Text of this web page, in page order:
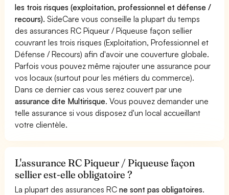
les trois risques (exploitation, professionnel et défense /
recours). SideCare vous conseille la plupart du temps
des assurances RC Piqueur / Piqueuse façon sellier
couvrant les trois risques (Exploitation, Professionnel et
Défense / Recours) afin d'avoir une couverture globale.
Parfois vous pouvez même rajouter une assurance pour
vos locaux (surtout pour les métiers du commerce).
Dans ce dernier cas vous serez couvert par une
assurance dite Multirisque. Vous pouvez demander une
telle assurance si vous disposez d'un local accueillant
votre clientèle.
L'assurance RC Piqueur / Piqueuse façon
sellier est-elle obligatoire ?
La plupart des assurances RCne sont pas obligatoires.